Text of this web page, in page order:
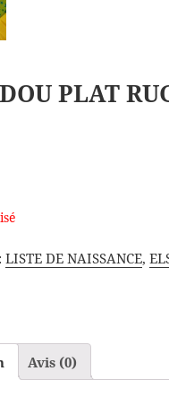
PLAT
LISTE DE NAISSANCE,
Avis (0)